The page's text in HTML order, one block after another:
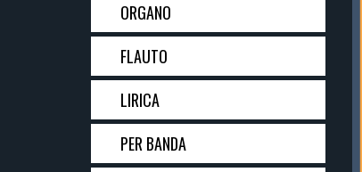
ORGANO
FLAUTO
LIRICA
PER BANDA